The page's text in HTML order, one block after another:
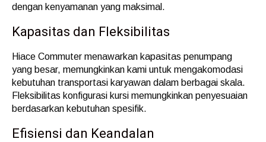
dengan kenyamanan yang maksimal.
Kapasitas dan Fleksibilitas
Hiace Commuter menawarkan kapasitas penumpang
yang besar, memungkinkan kami untuk mengakomodasi
kebutuhan transportasi karyawan dalam berbagai skala.
Fleksibilitas konfigurasi kursi memungkinkan penyesuaian
berdasarkan kebutuhan spesifik.
Efisiensi dan Keandalan